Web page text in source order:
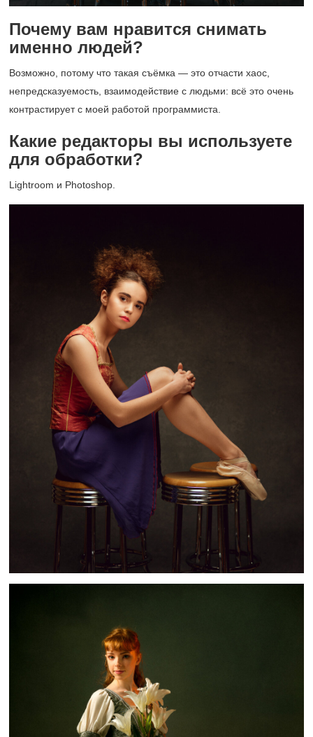
Почему вам нравится снимать
именно людей?
Возможно, потому что такая съёмка — это отчасти хаос,
непредсказуемость, взаимодействие с людьми: всё это очень
контрастирует с моей работой программиста.
Какие редакторы вы используете
для обработки?
Lightroom и Photoshop.